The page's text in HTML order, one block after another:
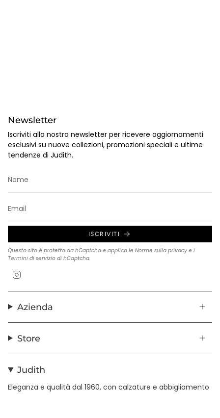
Newsletter
Iscriviti alla nostra newsletter per ricevere aggiornamenti
esclusivi su nuove collezioni, promozioni speciali e ultime
tendenze di Judith.
ISCRIVITI
Questo sito è protetto da hCaptcha e applica le Norme sulla privacy e i
Termini di servizio di hCaptcha.
Azienda
Store
Judith
Eleganza e qualità dal 1960, con calzature e abbigliamento